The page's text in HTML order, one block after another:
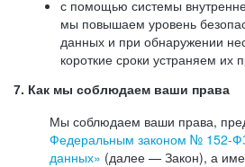
с помощью системы
мы повышаем уровень
данных и при обнаружении
короткие сроки устраняем их
7. Как мы соблюдаем ваши права
Мы соблюдаем ваши права,
Федеральным законом № 152-
данных» (далее — Закон), а